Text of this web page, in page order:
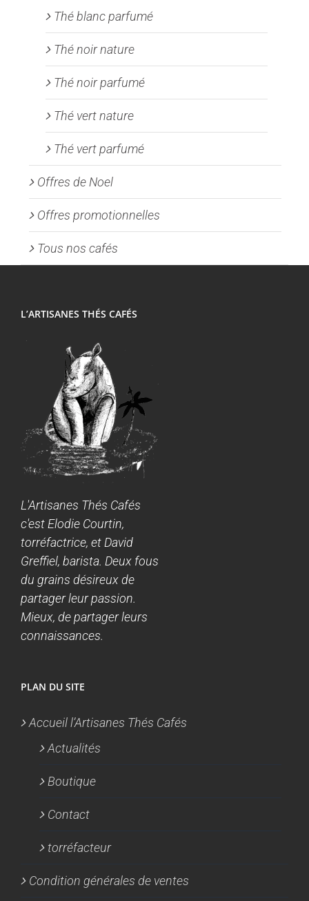
Thé blanc parfumé
Thé noir nature
Thé noir parfumé
Thé vert nature
Thé vert parfumé
Offres de Noel
Offres promotionnelles
Tous nos cafés
L’ARTISANES THÉS CAFÉS
L'Artisanes Thés Cafés
c'est Elodie Courtin,
torréfactrice, et David
Greffiel, barista. Deux fous
du grains désireux de
partager leur passion.
Mieux, de partager leurs
connaissances.
PLAN DU SITE
Accueil l’Artisanes Thés Cafés
Actualités
Boutique
Contact
torréfacteur
Condition générales de ventes